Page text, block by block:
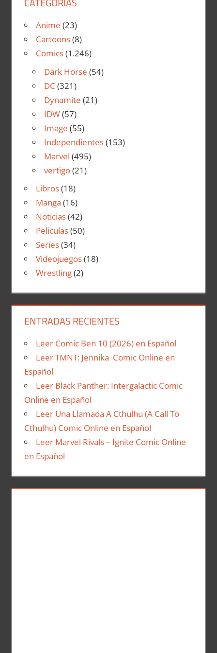
Anime (23)
Cartoons(8)
Comics(1.246)
Dark Horse (54)
DC (321)
Dynamite (21)
IDW(57)
Image (55)
Independientes(153)
Marvel (495)
vertigo(21)
Libros(18)
Manga (16)
Noticias(42)
Peliculas(50)
Series(34)
Videojuegos(18)
Wrestling(2)
ENTRADAS RECIENTES
Leer Comic Ben 10 (2026) en Español
Leer TMNT: Jennika Comic Online en
Español
Leer Black Panther: Intergalactic Comic
Online en Español
Leer Una Llamada A Cthulhu (A Call To
Cthulhu) Comic Online en Español
Leer Marvel Rivals – Ignite Comic Online
en Español